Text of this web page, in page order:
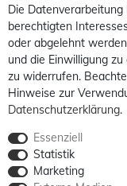
Die
berechtigten
oder abgelehnt
und die Einwilligung
zu widerrufen.
Hinweise zur
Daten­schutz­erklärung.
Essenziell
Statistik
Marketing